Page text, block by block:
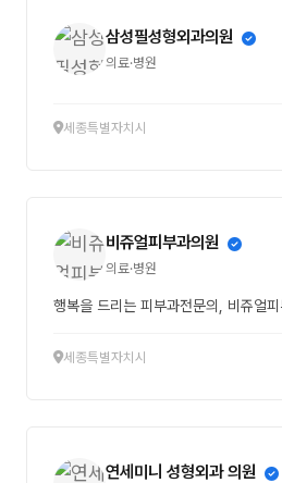
삼성필성형외과의원
의료·병원
세종특별자치시
비쥬얼피부과의원
의료·병원
행복을 드리는 피부과전문의, 비쥬얼
세종특별자치시
연세미니 성형외과 의원